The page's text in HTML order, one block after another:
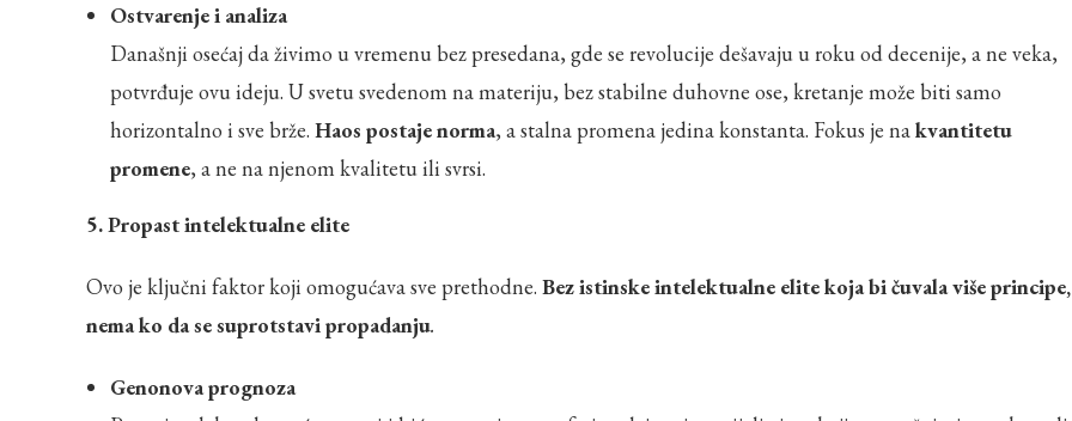
Ostvarenje i analiza
Današnji osećaj da živimo u vremenu bez presedana, gde se revolucije dešavaju u roku od decenije, a ne veka,
potvrđuje ovu ideju. U svetu svedenom na materiju, bez stabilne duhovne ose, kretanje može biti samo
horizontalno i sve brže. Haos postaje norma, a stalna promena jedina konstanta. Fokus je nakvantitetu
promene, a ne na njenom kvalitetu ili svrsi.
5. Propast intelektualne elite
Ovo je ključni faktor koji omogućava sve prethodne. Bez istinske intelektualne elite koja bi čuvala više principe,
nema ko da se suprotstavi propadanju.
Genonova prognoza